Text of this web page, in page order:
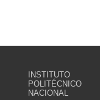
INSTITUTO
POLITÉCNICO
NACIONAL